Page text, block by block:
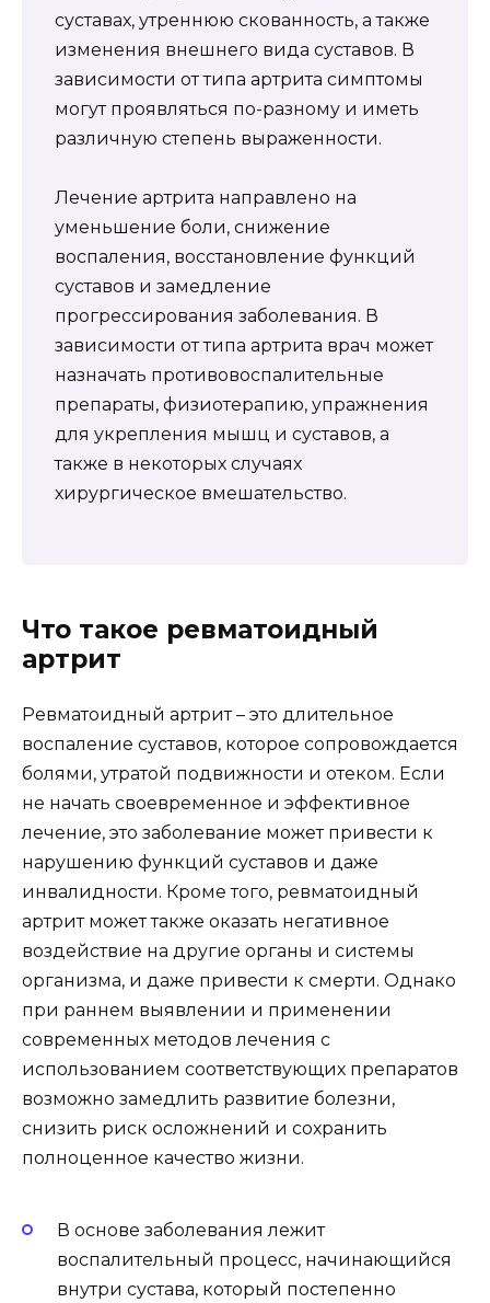
суставах, утреннюю скованность, а также
изменения внешнего вида суставов. В
зависимости от типа артрита симптомы
могут проявляться по-разному и иметь
различную степень выраженности.
Лечение артрита направлено на
уменьшение боли, снижение
воспаления, восстановление функций
суставов и замедление
прогрессирования заболевания. В
зависимости от типа артрита врач может
назначать противовоспалительные
препараты, физиотерапию, упражнения
для укрепления мышц и суставов, а
также в некоторых случаях
хирургическое вмешательство.
Что такое ревматоидный
артрит
Ревматоидный артрит – это длительное
воспаление суставов, которое сопровождается
болями, утратой подвижности и отеком. Если
не начать своевременное и эффективное
лечение, это заболевание может привести к
нарушению функций суставов и даже
инвалидности. Кроме того, ревматоидный
артрит может также оказать негативное
воздействие на другие органы и системы
организма, и даже привести к смерти. Однако
при раннем выявлении и применении
современных методов лечения с
использованием соответствующих препаратов
возможно замедлить развитие болезни,
снизить риск осложнений и сохранить
полноценное качество жизни.
В основе заболевания лежит
воспалительный процесс, начинающийся
внутри сустава, который постепенно